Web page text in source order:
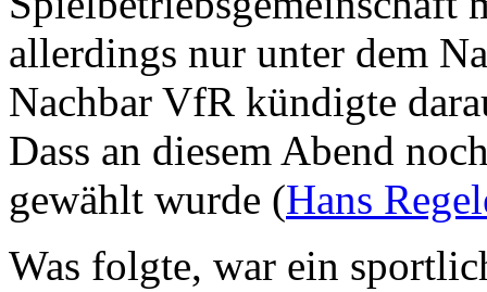
allerdings nur unter dem
Nachbar VfR kündigte
Dass an diesem Abend
gewählt wurde (Hans
Was folgte, war ein